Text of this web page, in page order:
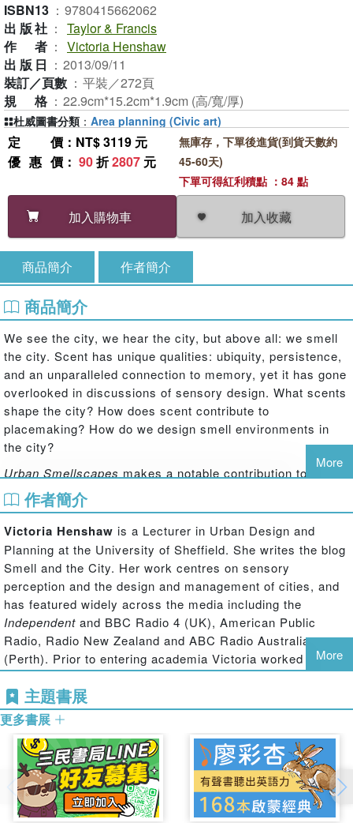
ISBN13 ： 9780415662062
出版社 ： Taylor & Francis
作者 ： Victoria Henshaw
出版日 ： 2013/09/11
裝訂／頁數 ： 平裝／272頁
規格 ： 22.9cm*15.2cm*1.9cm (高/寬/厚)
定價 ：NT$ 3119 元
優惠價 ： 90折2807 元
加入購物車 加入收藏
無庫存，下單後進貨(到貨天數約
45-60天)
下單可得紅利積點 ：84 點
杜威圖書分類 ： Area planning (Civic art)
商品簡介 作者簡介
商品簡介
We see the city, we hear the city, but above all: we smell
the city. Scent has unique qualities: ubiquity, persistence,
and an unparalleled connection to memory, yet it has gone
overlooked in discussions of sensory design. What scents
shape the city? How does scent contribute to
placemaking? How do we design smell environments in
the city?
Urban Smellscapes makes a notable contribution towards
the growing body of literature on the senses and design by
providing some answers to these questions and
contributing towards the wider research agenda regarding
how people sensually experience urban environments. It is
the first of its kind in examining the role of smell
specifically in contemporary experiences and perceptions
of English towns and cities, highlighting the perception of
urban smellscapes as inter-related with place perception,
and describing odour's contribution towards overall sense
of place. With case studies from factories, breweries,
urban parks, and experimental smell environments in
Manchester and Grasse,
processes by which urban smell environments are
managed and controlled, and gives designers and city
managers tools to actively use smell in their work.
More
作者簡介
Victoria Henshaw is a Lecturer in Urban Design and
Planning at the University of Sheffield. She writes the blog
Smell and the City. Her work centres on sensory
perception and the design and management of cities, and
has featured widely across the media including the
Independent and BBC Radio 4 (UK), American Public
Radio, Radio New Zealand and ABC Radio Australia
(Perth). Prior to entering academia Victoria worked in town
centre management and urban development.
More
主題書展
更多書展